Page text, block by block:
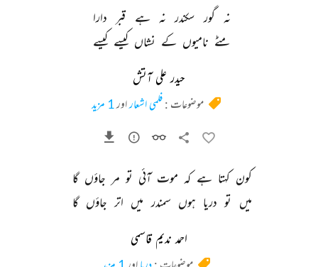
نہ گور سکندر نہ ہے قبر
دارا
مٹے نامیوں کے نشاں کیسے کیسے
حیدر علی آتش
موضوعات :فلمی اشعاراور1 مزید
کون کہتا ہے کہ موت آئی تو مر جاؤں گا
میں تو دریا ہوں سمندر میں اتر جاؤں گا
احمد ندیم قاسمی